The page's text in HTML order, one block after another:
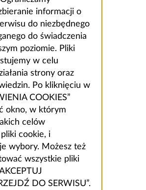
informacji o
do niezbędnego
do świadczenia
poziomie. Pliki
w celu
strony oraz
Po kliknięciu w
COOKIES”
okno, w którym
celów
cookie, i
wybory. Możesz też
wszystkie pliki
DO SERWISU”.